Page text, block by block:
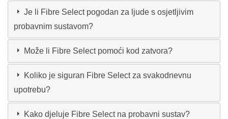
Je li Fibre Select pogodan za ljude s osjetljivim
probavnim sustavom?
Može li Fibre Select pomoći kod zatvora?
Koliko je siguran Fibre Select za svakodnevnu
upotrebu?
Kako djeluje Fibre Select na probavni sustav?